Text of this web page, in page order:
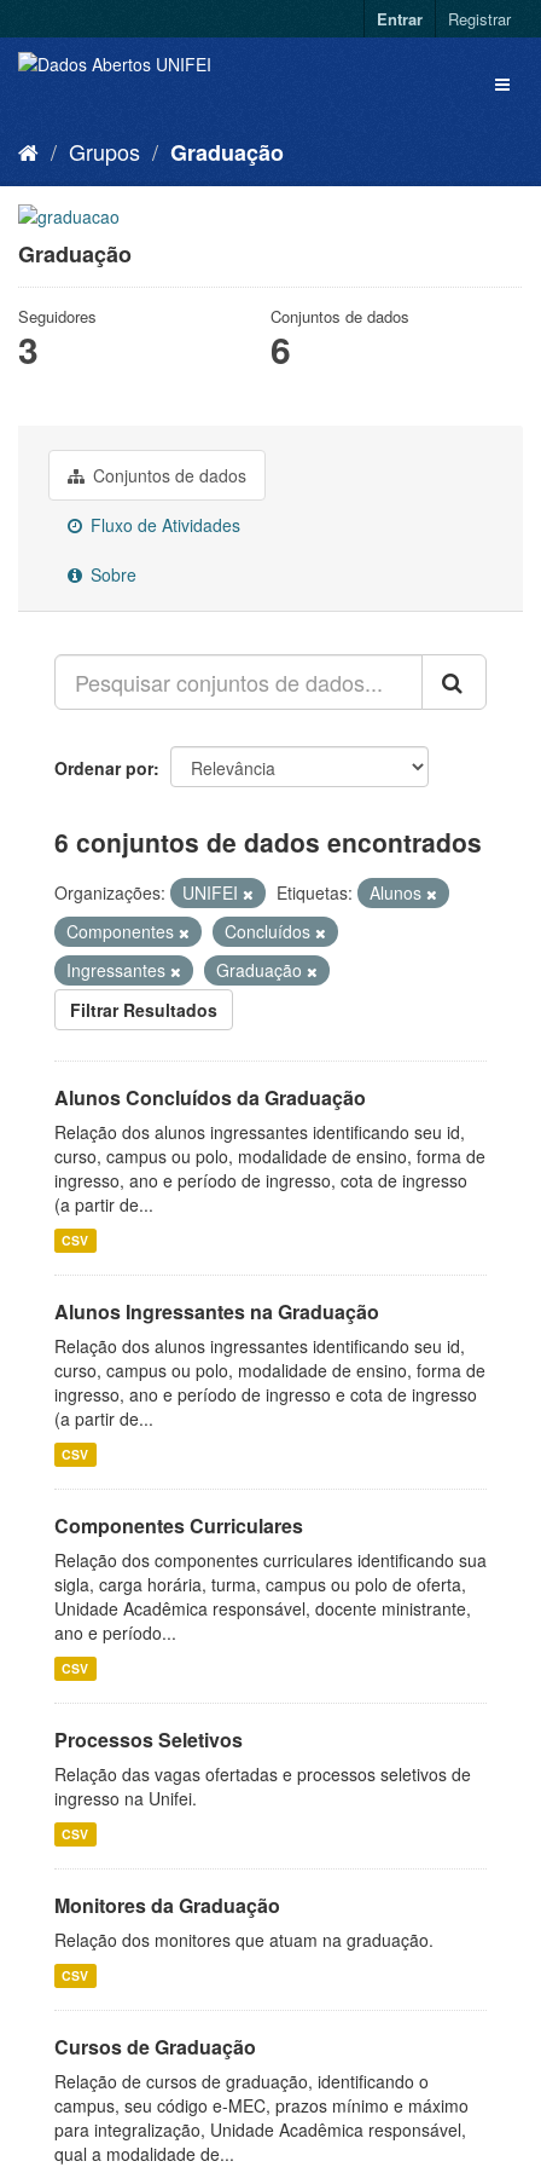
Entrar Registrar
Grupos Graduação
Graduação
Seguidores
3
Conjuntos de dados
6
Conjuntos de dados
Fluxo de Atividades
Sobre
Ordenar por
6 conjuntos de dados encontrados
Organizações: UNIFEI Etiquetas:
Alunos
Componentes
Concluídos
Ingressantes
Graduação
Filtrar Resultados
Alunos Concluídos da Graduação
Relação dos alunos ingressantes identificando seu id,
curso, campus ou polo, modalidade de ensino, forma de
ingresso, ano e período de ingresso, cota de ingresso
(a partir de...
CSV
Alunos Ingressantes na Graduação
Relação dos alunos ingressantes identificando seu id,
curso, campus ou polo, modalidade de ensino, forma de
ingresso, ano e período de ingresso e cota de ingresso
(a partir de...
CSV
Componentes Curriculares
Relação dos componentes curriculares identificando sua
sigla, carga horária, turma, campus ou polo de oferta,
Unidade Acadêmica responsável, docente ministrante,
ano e período...
CSV
Processos Seletivos
Relação das vagas ofertadas e processos seletivos de
ingresso na Unifei.
CSV
Monitores da Graduação
Relação dos monitores que atuam na graduação.
CSV
Cursos de Graduação
Relação de cursos de graduação, identificando o
campus, seu código e-MEC, prazos mínimo e máximo
para integralização, Unidade Acadêmica responsável,
qual a modalidade de...